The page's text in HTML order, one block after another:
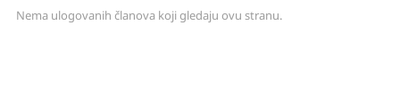
Nema ulogovanih članova koji gledaju ovu stranu.